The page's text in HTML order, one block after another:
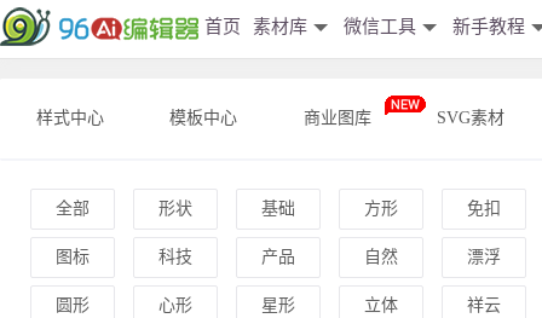
首页 素材库 微信工具 新手教程
样式中心 模板中心 商业图库 SVG素材
全部 形状 基础 方形 免扣
图标 科技 产品 自然 漂浮
圆形 心形 星形 立体 祥云